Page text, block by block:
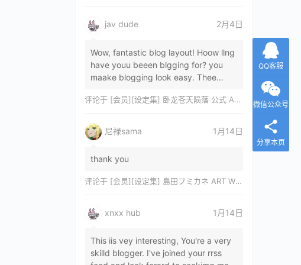
jav dude 2月4日
Wow, fantastic blog layout! Hoow llng
have youu beeen blgging for? you
maake blogging look easy. Thee
magnificent, let…
评论于 [会员][设定集] 卧龙苍天陨落 公式 ARTWORKS[DL]
尼禄sama 1月14日
thank you
评论于 [会员][设定集] 島田フミカネ ART WORKS EXTRA Luminous Witches[DL]
xnxx hub 1月14日
This iis vey interesting, You're a very
skilld blogger. I've joined your rrss
QQ客服
微信公众号
分享本页